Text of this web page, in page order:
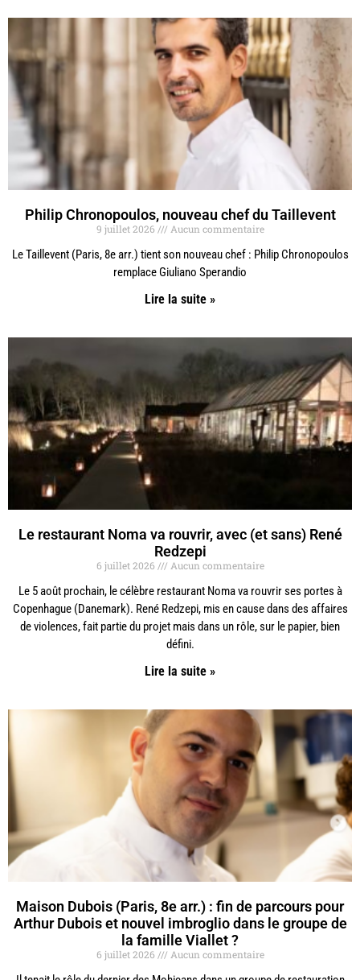
Philip Chronopoulos, nouveau chef du Taillevent
9 juillet 2026 Aucun commentaire
Le Taillevent (Paris, 8e arr.) tient son nouveau chef : Philip Chronopoulos
remplace Giuliano Sperandio
Lire la suite »
Le restaurant Noma va rouvrir, avec (et sans) René
Redzepi
6 juillet 2026 Aucun commentaire
Le 5 août prochain, le célèbre restaurant Noma va rouvrir ses portes à
Copenhague (Danemark). René Redzepi, mis en cause dans des affaires
de violences, fait partie du projet mais dans un rôle, sur le papier, bien
défini.
Lire la suite »
Maison Dubois (Paris, 8e arr.) : fin de parcours pour
Arthur Dubois et nouvel imbroglio dans le groupe de
la famille Viallet ?
6 juillet 2026 Aucun commentaire